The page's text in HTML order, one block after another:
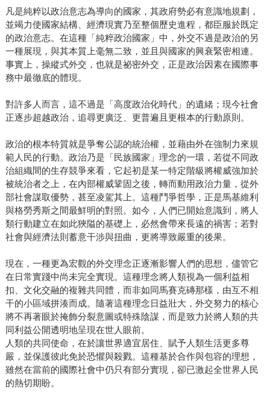
凡是純粹以政治意志為導向的國家，其政府勢必有意識地規劃，
並竭力使國家結構、經濟現實乃至整個歷史進程，都臣服於既定
的政治意志。在這種「純粹政治國家」中，外交不過是政治的另
一種展現，與其本質上毫無二致，並且與國家的興衰緊密相連。
事實上，操縱式外交，也就是祕密外交，正是政治因素在國際事
務中最徹底的體現。
對許多人而言，這不過是「高度政治化時代」的遺緒；現今社會
正逐步超越政治，追尋更廣泛、更普遍且更根本的行動原則。
政治的根本特質就是爭奪公認的統治權，並藉由外在強制力來規
範人民的行動。政治乃是「民族國家」理念的一環，若從不同政
治組織間的生存競爭來看，它起初是某一特定階級將權威強加於
被統治者之上，在內部權威鞏固之後，轉而動用政治力量，從外
部社會謀取優勢，甚至凌駕其上。這種鬥爭哲學，正是馬基維利
與格勞秀斯之間最鮮明的對照。如今，人們已開始意識到，將人
類行動建立在如此狹隘的基礎上，必然會帶來長遠的禍害；若對
社會與經濟法則蓄意干涉與扭曲，更將導致嚴重的後果。
現在，一種更為宏觀的外交理念正逐漸影響人們的思想，儘管它
在日常實踐中尚未完全實現。這種理念將人類視為一個利益相
扣、文化交融的複雜共同體，而非如同馬賽克磚那樣，由互不相
干的小區域拼湊而成。隨著這種理念日益壯大，外交努力的核心
將不再著眼於掩飾分裂意圖或特殊陰謀，而是致力於將人類的共
同利益公開透明地呈現在世人眼前。
人類的共同使命，在於讓世界適宜居住、賦予人類生活更多尊
嚴，並保護彼此免於恐懼與殺戮。這種基於合作與包容的理想，
雖然在當前的國際社會中仍只有部分實現，卻已激起全世界人民
的熱切期盼。